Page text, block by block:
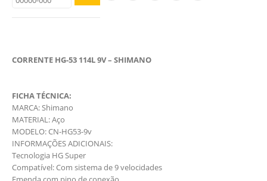
CORRENTE HG-53 114L 9V – SHIMANO
FICHA TÉCNICA:
MARCA: Shimano
MATERIAL: Aço
MODELO: CN-HG53-9v
INFORMAÇÕES ADICIONAIS:
Tecnologia HG Super
Compatível: Com sistema de 9 velocidades